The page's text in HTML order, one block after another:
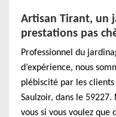
Artisan Tirant, un
prestations pas
Professionnel du
d’expérience, nous
plébiscité par les
Saulzoir, dans le
vous si vous voulez que